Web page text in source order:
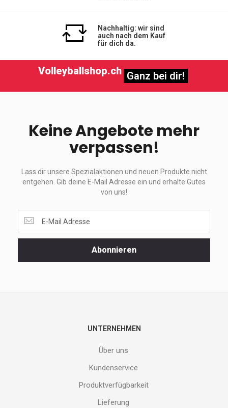
Nachhaltig: wir sind
auch nach dem Kauf
für dich da.
Volleyballshop.ch Ganz bei dir!
Keine Angebote mehr
verpassen!
Lass dir unsere Spezialaktionen und neuen Produkte nicht
entgehen. Gib deine E-Mail Adresse ein und erhalte Gutes
von uns!
dir
unsere
Abonnieren
UNTERNEHMEN
Über uns
Kundenservice
Produktverfügbarkeit
Lieferung